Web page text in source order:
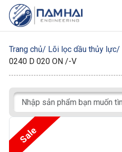
Trang chủ Lõi lọc dầu thủy lực
0240 D 020 ON /-V
Sale